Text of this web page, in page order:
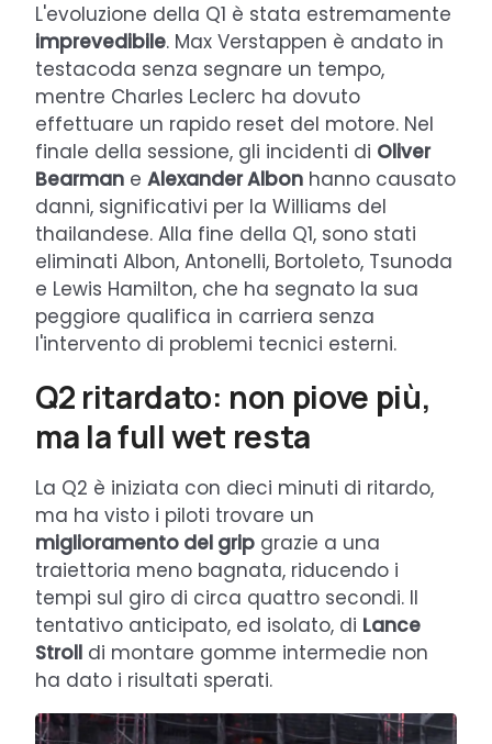
L'evoluzione della Q1 è stata estremamente
imprevedibile. Max Verstappen è andato in
testacoda senza segnare un tempo,
mentre Charles Leclerc ha dovuto
effettuare un rapido reset del motore. Nel
finale della sessione, gli incidenti di Oliver
Bearman e Alexander Albon hanno causato
danni, significativi per la Williams del
thailandese. Alla fine della Q1, sono stati
eliminati Albon, Antonelli, Bortoleto, Tsunoda
e Lewis Hamilton, che ha segnato la sua
peggiore qualifica in carriera senza
l'intervento di problemi tecnici esterni.
Q2 ritardato: non piove più,
ma la full wet resta
La Q2 è iniziata con dieci minuti di ritardo,
ma ha visto i piloti trovare un
miglioramento del grip grazie a una
traiettoria meno bagnata, riducendo i
tempi sul giro di circa quattro secondi. Il
tentativo anticipato, ed isolato, di Lance
Stroll di montare gomme intermedie non
ha dato i risultati sperati.